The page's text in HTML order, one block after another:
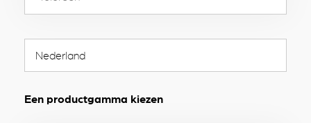
Een productgamma kiezen